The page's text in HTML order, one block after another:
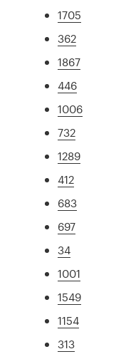
1705
362
1867
446
1006
732
1289
412
683
697
34
1001
1549
1154
313